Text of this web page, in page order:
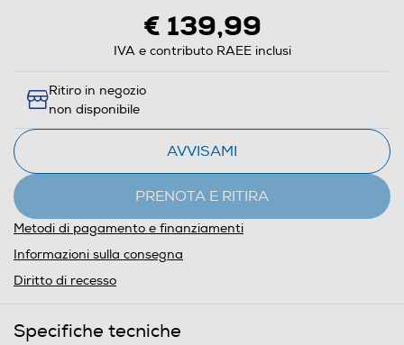
€ 139,99
IVA e contributo RAEE inclusi
Ritiro in negozio
non disponibile
AVVISAMI
PRENOTA E RITIRA
Metodi di pagamento e finanziamenti
Informazioni sulla consegna
Diritto di recesso
Specifiche tecniche